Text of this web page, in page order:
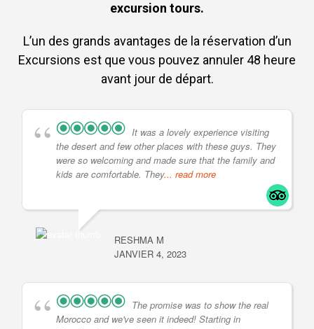
excursion tours.
L’un des grands avantages de la réservation d’un
Excursions est que vous pouvez annuler 48 heure
avant jour de départ.
It was a lovely experience visiting
the desert and few other places with these guys. They
were so welcoming and made sure that the family and
kids are comfortable. They... read more
RESHMA M
JANVIER 4, 2023
The promise was to show the real
Morocco and we've seen it indeed! Starting in